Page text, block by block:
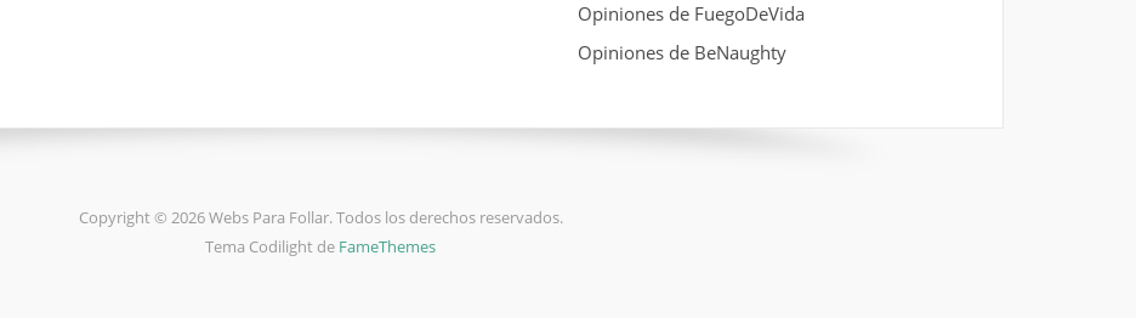
Opiniones de FuegoDeVida
Opiniones de BeNaughty
Copyright © 2026 Webs Para Follar. Todos los derechos reservados.
Tema Codilight de FameThemes